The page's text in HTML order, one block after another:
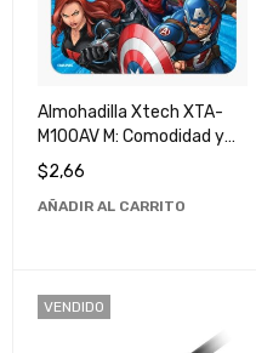
Almohadilla Xtech XTA-
M100AV M: Comodidad y
Calidad Superior para tu
Descanso
$2,66
AÑADIR AL CARRITO
VENDIDO